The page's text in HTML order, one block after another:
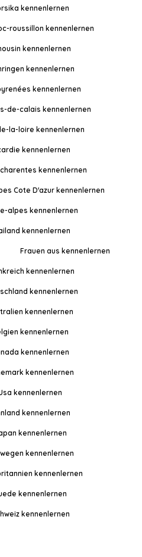
kennenlernen
roussillon kennenlernen
kennenlernen
kennenlernen
kennenlernen
de-calais kennenlernen
la-loire kennenlernen
kennenlernen
kennenlernen
Cote D'azur kennenlernen
alpes kennenlernen
kennenlernen
Frauen aus kennenlernen
kennenlernen
kennenlernen
kennenlernen
kennenlernen
kennenlernen
kennenlernen
kennenlernen
kennenlernen
kennenlernen
kennenlernen
kennenlernen
kennenlernen
kennenlernen